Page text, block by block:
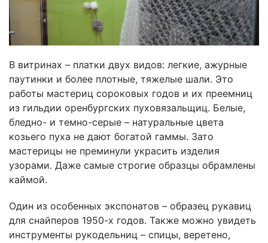
В витринах – платки двух видов: легкие, ажурные
паутинки и более плотные, тяжелые шали. Это
работы мастериц сороковых годов и их преемниц
из гильдии оренбургских пуховязальщиц. Белые,
бледно- и темно-серые – натуральные цвета
козьего пуха не дают богатой гаммы. Зато
мастерицы не преминули украсить изделия
узорами. Даже самые строгие образцы обрамлены
каймой.
Один из особенных экспонатов – образец рукавиц
для снайперов 1950-х годов. Также можно увидеть
инструменты рукодельниц – спицы, веретено,